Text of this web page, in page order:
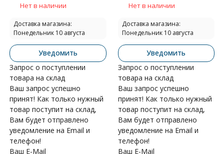
Нет в наличии
Доставка магазина:
Понедельник 10 августа
Уведомить
Запрос о поступлении
товара на склад
Ваш запрос успешно
принят! Как только нужный
товар поступит на склад,
Вам будет отправлено
уведомление на Email и
телефон!
Ваш E-Mail
Нет в наличии
Доставка магазина:
Понедельник 10 августа
Уведомить
Запрос о поступлении
товара на склад
Ваш запрос успешно
принят! Как только нужный
товар поступит на склад,
Вам будет отправлено
уведомление на Email и
телефон!
Ваш E-Mail